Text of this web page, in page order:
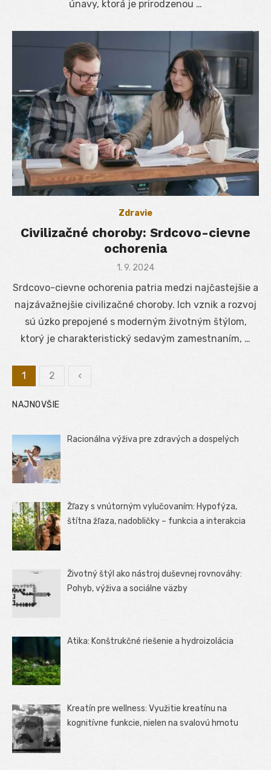
únavy, ktorá je prirodzenou …
Zdravie
Civilizačné choroby: Srdcovo-cievne
ochorenia
Posted
1. 9. 2024
Srdcovo-cievne ochorenia patria medzi najčastejšie a
najzávažnejšie civilizačné choroby. Ich vznik a rozvoj
sú úzko prepojené s moderným životným štýlom,
ktorý je charakteristický sedavým zamestnaním, …
Stránkovanie
príspevkov
1 2 ‹
NAJNOVŠIE
Racionálna výživa pre zdravých a dospelých
Žľazy s vnútorným vylučovaním: Hypofýza,
štítna žľaza, nadobličky – funkcia a interakcia
Životný štýl ako nástroj duševnej rovnováhy:
Pohyb, výživa a sociálne väzby
Atika: Konštrukčné riešenie a hydroizolácia
Kreatín pre wellness: Využitie kreatínu na
kognitívne funkcie, nielen na svalovú hmotu